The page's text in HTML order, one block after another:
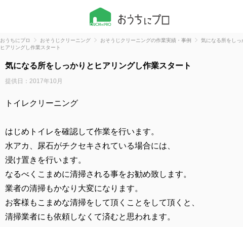
おうちにプロ おそうじクリーニング おそうじクリーニングの作業実績・事例
気になる所をしっ
ヒアリングし作業スタート
気になる所をしっかりとヒアリングし作業スタート
提供日：2017年10月
トイレクリーニング
はじめトイレを確認して作業を行います。
水アカ、尿石がチクセキされている場合には、
浸け置きを行います。
なるべくこまめに清掃される事をお勧め致します。
業者の清掃もかなり大変になります。
お客様もこまめな清掃をして頂くことをして頂くと、
清掃業者にも依頼しなくて済むと思われます。